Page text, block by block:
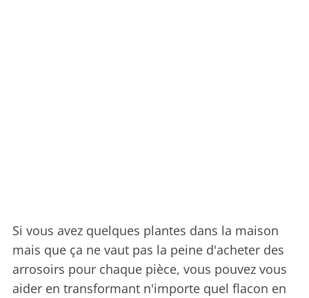
Si vous avez quelques plantes dans la maison
mais que ça ne vaut pas la peine d'acheter des
arrosoirs pour chaque pièce, vous pouvez vous
aider en transformant n'importe quel flacon en